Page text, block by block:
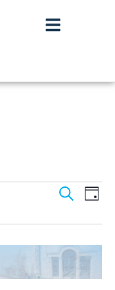
de
e
Pesquisar
de
Dia